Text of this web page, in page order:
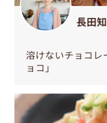
長田
溶けないチョコレ
ョコ」